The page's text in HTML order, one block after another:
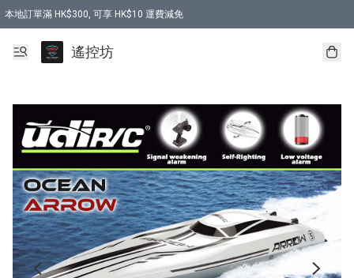
本地訂單滿 HK$300, 可享 HK$10 運費減免
購買 7.6V 6500mah 70C 電池 送 7.6V USB充電器
遙控坊